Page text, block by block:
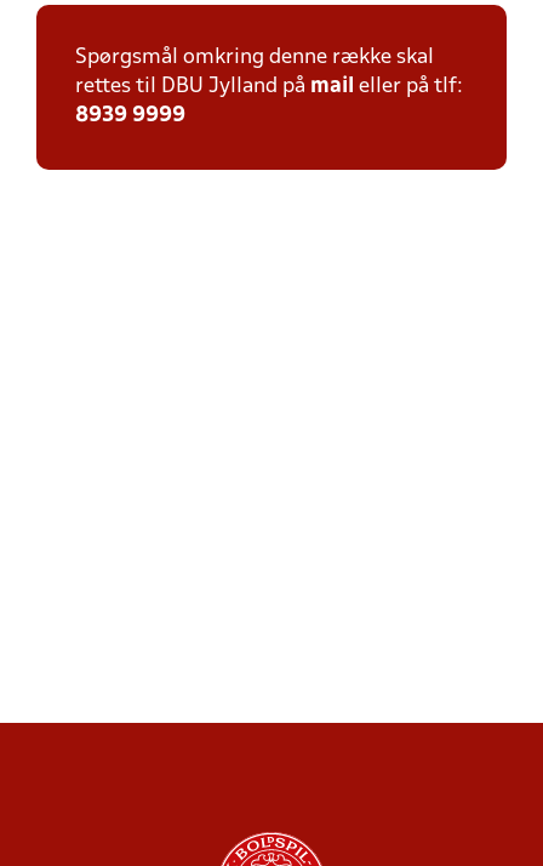
Spørgsmål omkring denne række skal
rettes til DBU Jylland på mail eller på tlf:
8939 9999